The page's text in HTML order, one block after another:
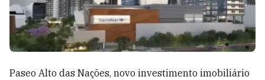
Paseo Alto das Nações, novo investimento imobiliário